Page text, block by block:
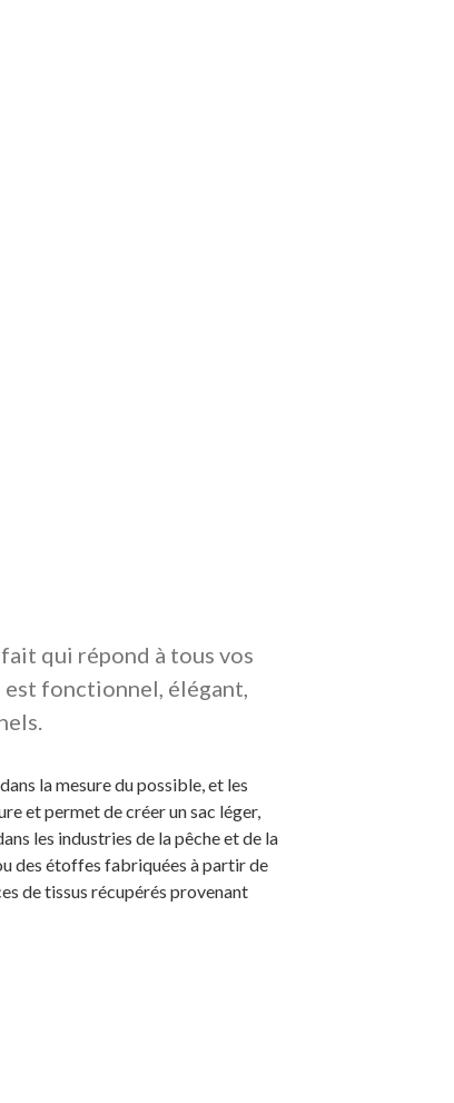
qui répond à tous vos
est fonctionnel, élégant,
la mesure du possible, et les
et permet de créer un sac léger,
les industries de la pêche et de la
des étoffes fabriquées à partir de
de tissus récupérés provenant